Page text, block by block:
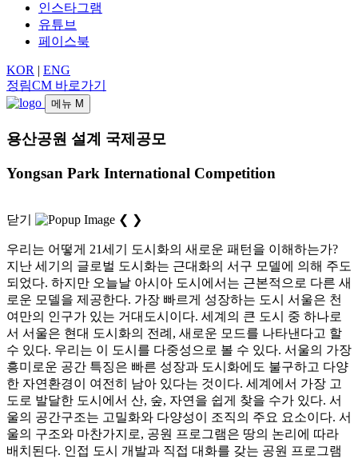
인스타그램
유튜브
페이스북
KOR | ENG
정림CM 바로가기
메뉴 M
용산공원 설계 국제공모
Yongsan Park International Competition
닫기 ❮ ❯
우리는 어떻게 21세기 도시화의 새로운 패턴을 이해하는가?
지난 세기의 글로벌 도시화는 근대화의 서구 모델에 의해 주도
되었다. 하지만 오늘날 아시아 도시에서는 근본적으로 다른 새
로운 모델을 제공한다. 가장 빠르게 성장하는 도시 서울은 천
여만의 인구가 있는 거대도시이다. 세계의 큰 도시 중 하나로
서 서울은 현대 도시화의 전례, 새로운 모드를 나타낸다고 할
수 있다. 우리는 이 도시를 다중성으로 볼 수 있다. 서울의 가장
흥미로운 공간 특징은 빠른 성장과 도시화에도 불구하고 다양
한 자연환경이 여전히 남아 있다는 것이다. 세계에서 가장 고
도로 발달한 도시에서 산, 숲, 자연을 쉽게 찾을 수가 있다. 서
울의 공간구조는 고밀화와 다양성이 조직의 주요 요소이다. 서
울의 구조와 마찬가지로, 공원 프로그램은 땅의 논리에 따라
배치된다. 인접 도시 개발과 직접 대화를 갖는 공원 프로그램